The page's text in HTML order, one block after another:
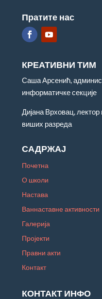
Пратите нас
КРЕАТИВНИ ТИМ
Саша Арсенић,
информатичке секције
Дијана Врховац, лектор
виших разреда
САДРЖАЈ
Почетна
О школи
Настава
Ваннаставне активности
Галерија
Пројекти
Правни акти
Контакт
КОНТАКТ ИНФО